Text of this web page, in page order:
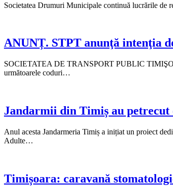
Societatea Drumuri Municipale continuă lucrările
ANUNȚ. STPT anunţă intenţia
SOCIETATEA DE TRANSPORT PUBLIC
următoarele coduri…
Jandarmii din Timiș au
Anul acesta Jandarmeria Timiș a inițiat un proiect
Adulte…
Timișoara: caravană